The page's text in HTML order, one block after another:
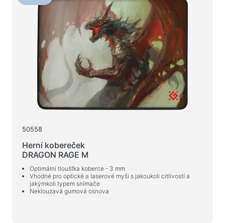
50558
Herní kobereček
DRAGON RAGE M
Optimální tloušťka koberce - 3 mm
Vhodné pro optické a laserové myši s jakoukoli citlivostí a
jakýmkoli typem snímače
Neklouzavá gumová osnova